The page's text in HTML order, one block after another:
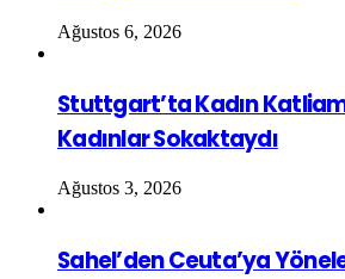
Ağustos 6, 2026
Stuttgart’ta Kadın
Kadınlar Sokaktaydı
Ağustos 3, 2026
Sahel’den Ceuta’ya